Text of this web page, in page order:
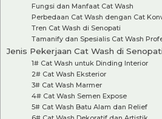
Fungsi dan Manfaat Cat Wash
Perbedaan Cat Wash dengan Cat
Tren Cat Wash di Senopati
Tamanify dan Spesialis Cat Wash
Jenis Pekerjaan Cat Wash di Senopati
1# Cat Wash untuk Dinding Interior
2# Cat Wash Eksterior
3# Cat Wash Marmer
4# Cat Wash Semen Expose
5# Cat Wash Batu Alam dan Relief